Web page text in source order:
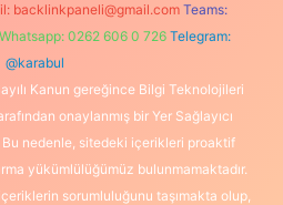
backlinkpaneli@gmail.com Teams:
Whatsapp: 0262 606 0 726 Telegram:
@karabul
Kanun gereğince Bilgi Teknolojileri
onaylanmış bir Yer Sağlayıcı
nedenle, sitedeki içerikleri proaktif
yükümlülüğümüz bulunmamaktadır.
sorumluluğunu taşımakta olup,